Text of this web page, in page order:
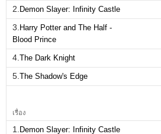
2. Demon Slayer: Infinity Castle
3. Harry Potter and The Half -
Blood Prince
4. The Dark Knight
5. The Shadow's Edge
เรื่อง
1. Demon Slayer: Infinity Castle